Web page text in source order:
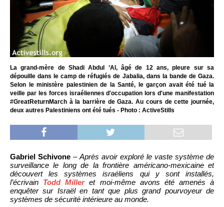
La grand-mère de Shadi Abdul ’Al, âgé de 12 ans, pleure sur sa
dépouille dans le camp de réfugiés de Jabalia, dans la bande de Gaza.
Selon le ministère palestinien de la Santé, le garçon avait été tué la
veille par les forces israéliennes d'occupation lors d'une manifestation
#GreatReturnMarch à la barrière de Gaza. Au cours de cette journée,
deux autres Palestiniens ont été tués - Photo : ActiveStills
Gabriel Schivone – Après avoir exploré le vaste système de
surveillance le long de la frontière américano-mexicaine et
découvert les systèmes israéliens qui y sont installés,
l’écrivain Todd Milleret moi-même avons été amenés à
enquêter sur Israël en tant que plus grand pourvoyeur de
systèmes de sécurité intérieure au monde.